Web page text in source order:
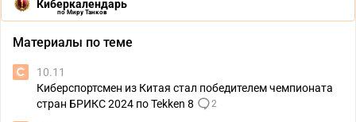
Киберкалендарь
по Миру Танков
Материалы по теме
10.11
Киберспортсмен из Китая стал победителем чемпионата
стран БРИКС 2024 по Tekken 8
2